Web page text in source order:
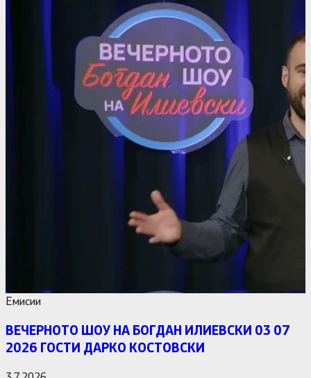
Емисии
ВЕЧЕРНОТО ШОУ НА БОГДАН ИЛИЕВСКИ 03 07
2026 ГОСТИ ДАРКО КОСТОВСКИ